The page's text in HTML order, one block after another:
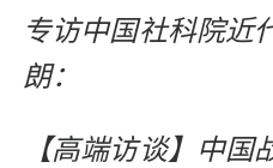
专访中国社科院近
朗：
【高端访谈】中国